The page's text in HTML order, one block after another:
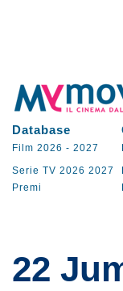
Database
Film 2026 - 2027
Serie TV 2026 2027
Premi
22